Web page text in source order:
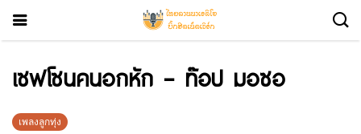
เซฟโซนคนอกหัก – ท๊อป มอซอ
เพลงลูกทุ่ง